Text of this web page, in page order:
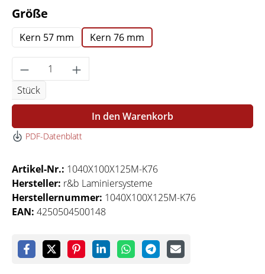
Größe
Kern 57 mm Kern 76 mm
Produkt Anzahl: Gib den gewünschten
Stück
In den Warenkorb
PDF-Datenblatt
Artikel-Nr.: 1040X100X125M-K76
Hersteller: r&b Laminiersysteme
Herstellernummer: 1040X100X125M-K76
EAN: 4250504500148